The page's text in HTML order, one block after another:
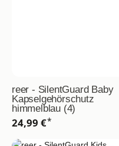
reer - SilentGuard Baby
Kapselgehörschutz
himmelblau (4)
24,99 €*